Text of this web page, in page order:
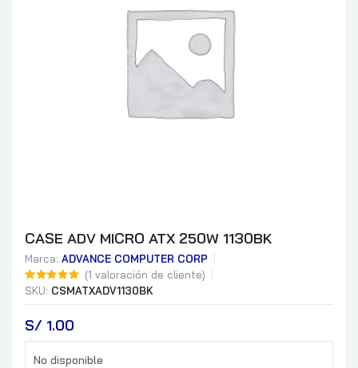
CASE ADV MICRO ATX 250W 1130BK
Marca: ADVANCE COMPUTER CORP
(1 valoración de cliente)
SKU: CSMATXADV1130BK
S/ 1.00
No disponible